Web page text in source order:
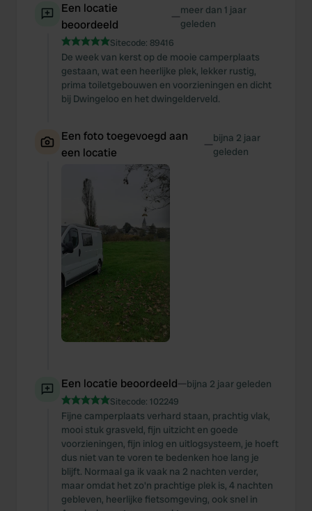
Een locatie
beoordeeld
—meer dan 1 jaar
geleden
Sitecode: 89416
De week van kerst op de mooie camperplaats
gestaan, wat een heerlijke plek, lekker rustig,
prima toiletgebouwen en voorzieningen en dicht
bij Dwingeloo en het dwingelderveld.
Een foto toegevoegd aan
een locatie
—bijna 2 jaar
geleden
Een locatie beoordeeld—bijna 2 jaar geleden
Sitecode: 102249
Fijne camperplaats verhard staan, prachtig vlak,
mooi stuk grasveld, fijn uitzicht en goede
voorzieningen, fijn inlog en uitlogsysteem, je hoeft
dus niet van te voren te bedenken hoe lang je
blijft. Normaal ga ik vaak na 2 nachten verder,
maar omdat het zo'n prachtige plek is, 4 nachten
gebleven, heerlijke fietsomgeving, ook snel in